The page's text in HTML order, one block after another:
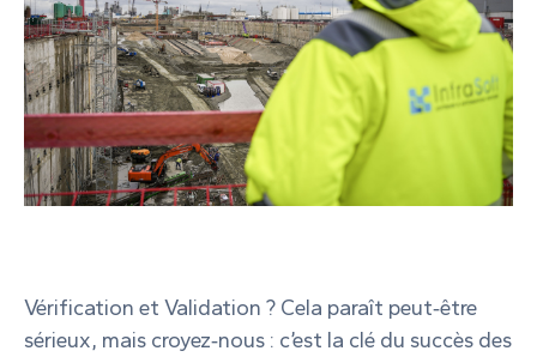
Vérification et Validation ? Cela paraît peut‑être
sérieux, mais croyez‑nous : c’est la clé du succès des